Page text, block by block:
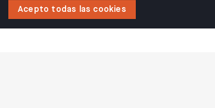
Acepto todas las cookies